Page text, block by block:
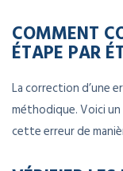
COMMENT
ÉTAPE PAR
La correction d’une
méthodique. Voici
cette erreur de